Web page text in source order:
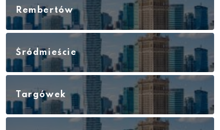
Rembertów
Śródmieście
Targówek